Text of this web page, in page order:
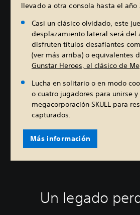
llevado a otra consola hasta el año
Casi un clásico olvidado, este
desplazamiento lateral será del
disfruten títulos desafiantes
(ver más arriba) o equivalentes
Gunstar Heroes, el clásico de
Lucha en solitario o en modo
o cuatro jugadores para unirse
megacorporación SKULL para
capturados.
Más información
Un legado